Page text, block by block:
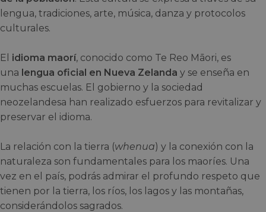
lengua, tradiciones, arte, música, danza y protocolos
culturales.
El idioma maorí, conocido como Te Reo Māori, es
una lengua oficial en Nueva Zelanda y se enseña en
muchas escuelas. El gobierno y la sociedad
neozelandesa han realizado esfuerzos para revitalizar y
preservar el idioma.
La relación con la tierra (whenua) y la conexión con la
naturaleza son fundamentales para los maoríes. Una
vez en el país, podrás admirar el profundo respeto que
tienen por la tierra, los ríos, los lagos y las montañas,
considerándolos sagrados.